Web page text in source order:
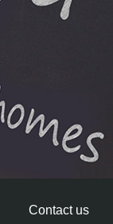
Contact us